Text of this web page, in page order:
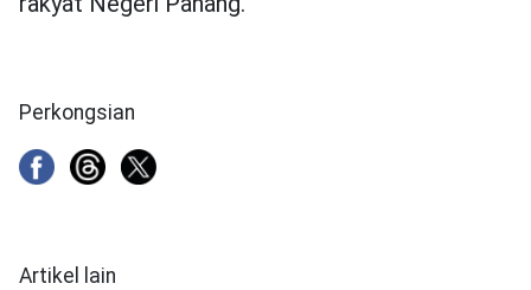
Perkongsian
Artikel lain